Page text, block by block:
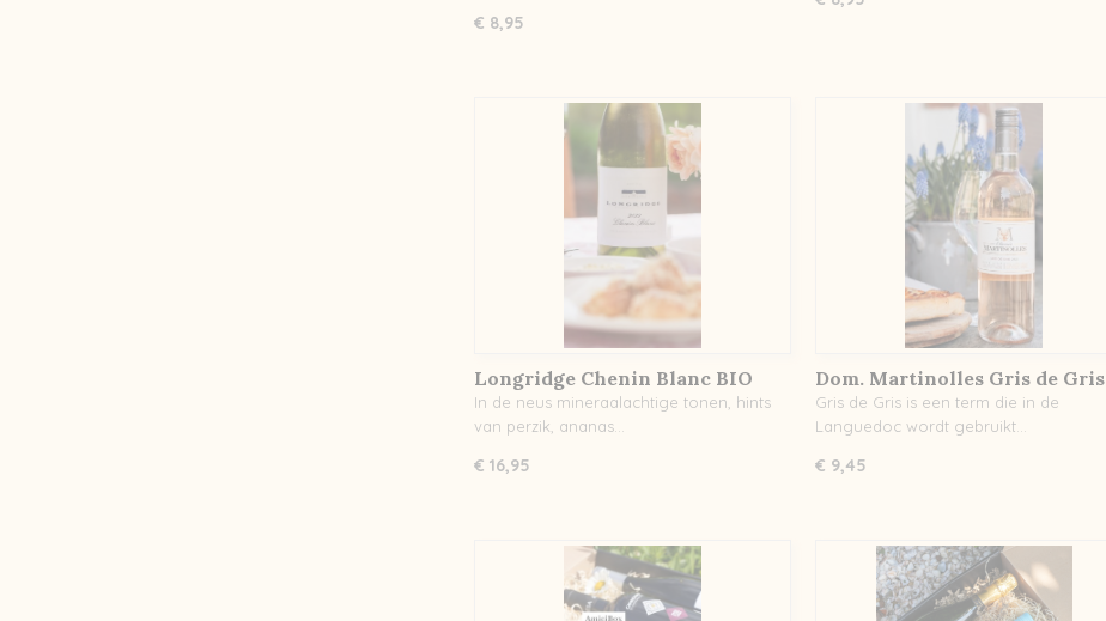
€ 8,95
Longridge Chenin Blanc BIO
In de neus mineraalachtige tonen, hints
van perzik, ananas…
€ 16,95
Dom. Martinolles Gris de Gris
Gris de Gris is een term die in de
Languedoc wordt gebruikt…
€ 9,45